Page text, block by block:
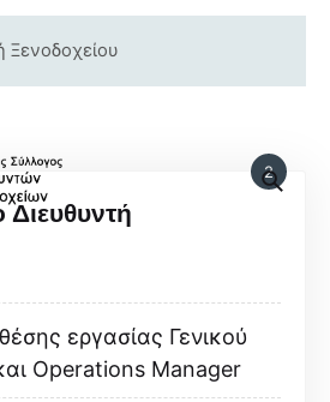
Ξενοδοχείου
Διευθυντή
2
εργασίας Γενικού
Operations Manager